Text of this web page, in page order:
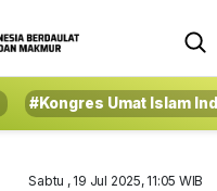
#Kongres Umat Islam
Sabtu , 19 Jul 2025, 11:05 WIB